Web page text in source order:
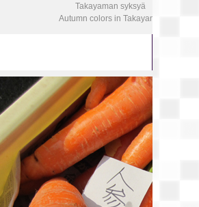
Takayaman syksyä
Autumn colors in Takayama